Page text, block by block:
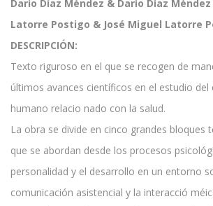
$65.00.
Darío Díaz Méndez & Darío Díaz
Latorre Postigo & José Miguel Latorre
DESCRIPCIÓN:
Texto riguroso en el que se recogen de
últimos avances científicos en el estudio
humano relacio nado con la salud.
La obra se divide en cinco grandes bloques
que se abordan desde los procesos
personalidad y el desarrollo en un entorno
comunicación asistencial y la interacció